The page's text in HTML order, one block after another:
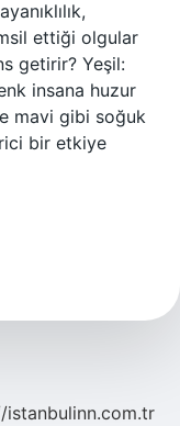
ettiği olgular
getirir? Yeşil:
insana huzur
mavi gibi soğuk
bir etkiye
istanbulinn.com.tr